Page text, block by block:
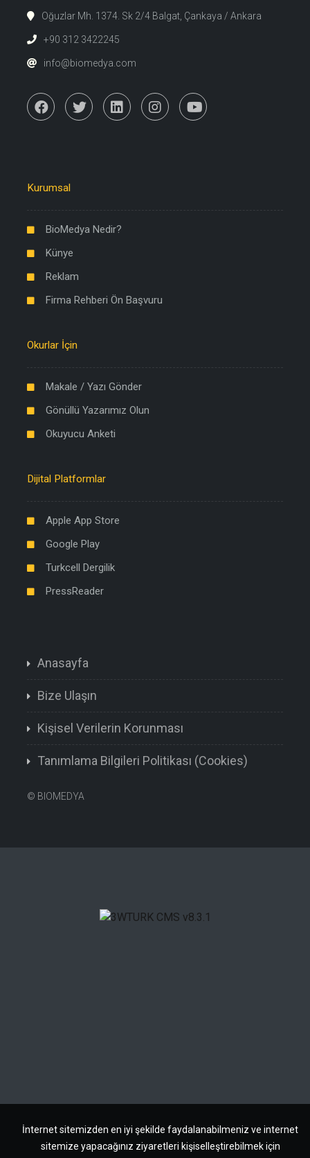
İnternet sitemizden en iyi şekilde faydalanabilmeniz ve internet
sitemize yapacağınız ziyaretleri kişiselleştirebilmek için
Oğuzlar Mh. 1374. Sk 2/4 Balgat, Çankaya / Ankara
+90 312 3422245
info@biomedya.com
Kurumsal
BioMedya Nedir?
Künye
Reklam
Firma Rehberi Ön Başvuru
Okurlar İçin
Makale / Yazı Gönder
Gönüllü Yazarımız Olun
Okuyucu Anketi
Dijital Platformlar
Apple App Store
Google Play
Turkcell Dergilik
PressReader
Anasayfa
Bize Ulaşın
Kişisel Verilerin Korunması
Tanımlama Bilgileri Politikası (Cookies)
© BIOMEDYA